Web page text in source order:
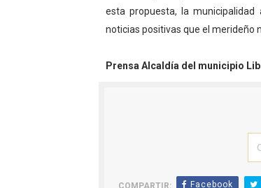
esta propuesta, la
noticias positivas que el merideño
Prensa Alcaldía del municipio
Facebook